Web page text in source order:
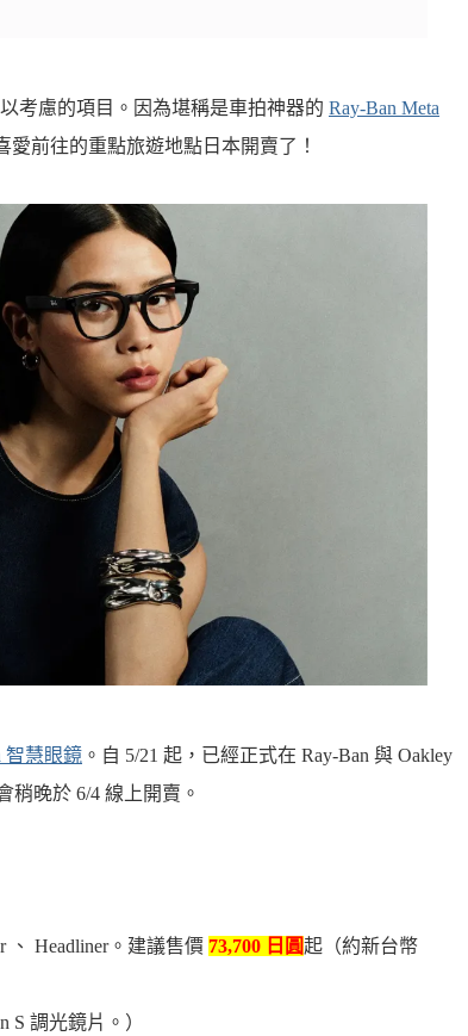
考慮的項目。因為堪稱是車拍神器的 Ray-Ban Meta
愛前往的重點旅遊地點日本開賣了！
智慧眼鏡 。自 5/21 起，已經正式在 Ray-Ban 與 Oakley
稍晚於 6/4 線上開賣。
、 Headliner。建議售價 73,700 日圓起（約新台幣
S 調光鏡片。）